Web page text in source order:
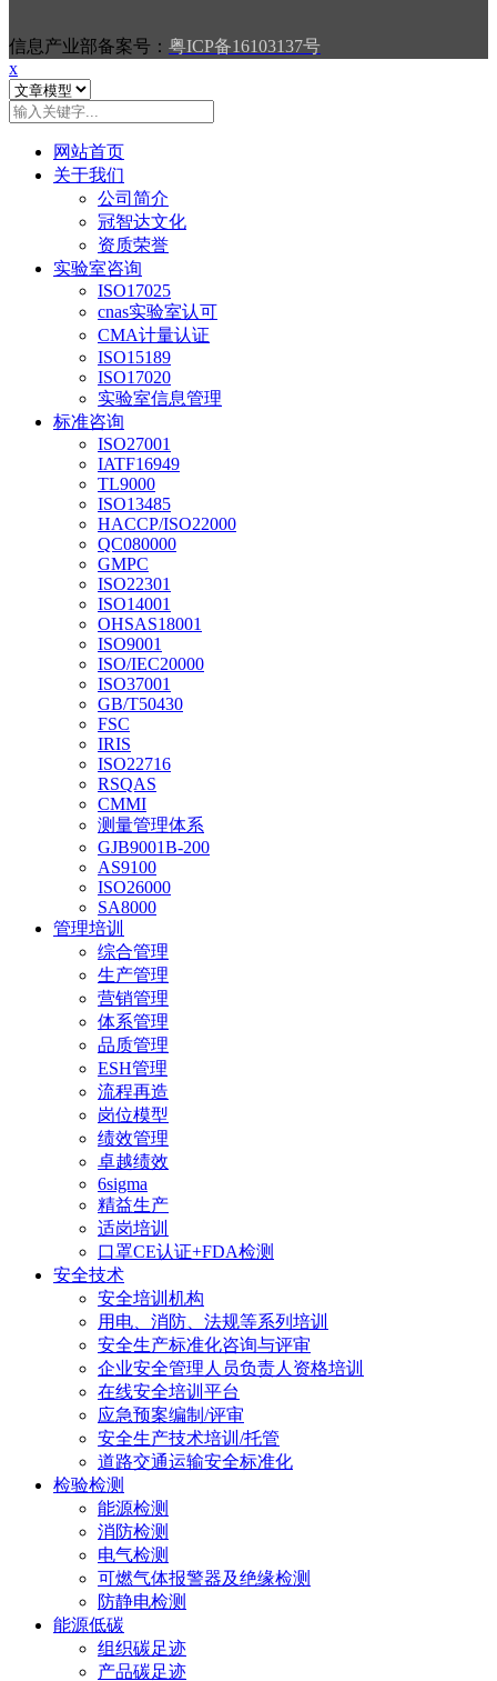
信息产业部备案号： 粤ICP备16103137号
x
网站首页
关于我们
公司简介
冠智达文化
资质荣誉
实验室咨询
ISO17025
cnas实验室认可
CMA计量认证
ISO15189
ISO17020
实验室信息管理
标准咨询
ISO27001
IATF16949
TL9000
ISO13485
HACCP/ISO22000
QC080000
GMPC
ISO22301
ISO14001
OHSAS18001
ISO9001
ISO/IEC20000
ISO37001
GB/T50430
FSC
IRIS
ISO22716
RSQAS
CMMI
测量管理体系
GJB9001B-200
AS9100
ISO26000
SA8000
管理培训
综合管理
生产管理
营销管理
体系管理
品质管理
ESH管理
流程再造
岗位模型
绩效管理
卓越绩效
6sigma
精益生产
适岗培训
口罩CE认证+FDA检测
安全技术
安全培训机构
用电、消防、法规等系列培训
安全生产标准化咨询与评审
企业安全管理人员负责人资格培训
在线安全培训平台
应急预案编制/评审
安全生产技术培训/托管
道路交通运输安全标准化
检验检测
能源检测
消防检测
电气检测
可燃气体报警器及绝缘检测
防静电检测
能源低碳
组织碳足迹
产品碳足迹